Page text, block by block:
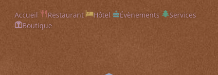
Accueil Restaurant Hôtel Évènements
Services
Boutique